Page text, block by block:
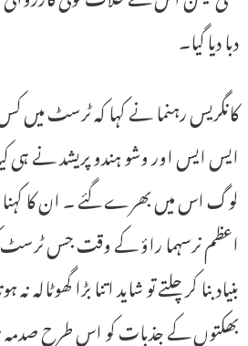
دبا دیا گیا۔
کانگریس رہنما نے کہا کہ ٹرسٹ میں
ایس ایس اور وشو ہندو پریشد نے
لوگ اس میں بھرے گئے ۔ ان کا کہنا
اعظم نرسہما راؤ کے وقت جس
بنیاد بنا کر چلتے تو شاید اتنا بڑا
بھکتوں کے جذبات کو اس طرح صدمہ